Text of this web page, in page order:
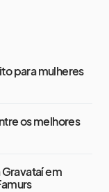
para mulheres
os melhores
em